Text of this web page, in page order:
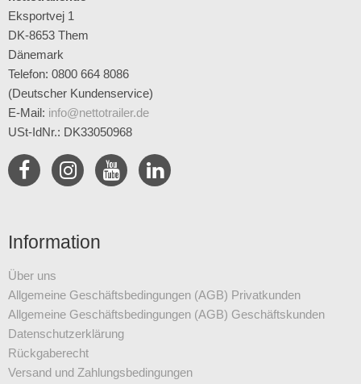
Eksportvej 1
DK-8653 Them
Dänemark
Telefon: 0800 664 8086
(Deutscher Kundenservice)
E-Mail: info@nettotrailer.de
USt-IdNr.: DK33050968
Information
Über uns
Allgemeine Geschäftsbedingungen (AGB) Privatkunden
Allgemeine Geschäftsbedingungen (AGB) Geschäftskunden
Datenschutz­erklärung
Rückgaberecht
Versand und Zahlungsbedingungen